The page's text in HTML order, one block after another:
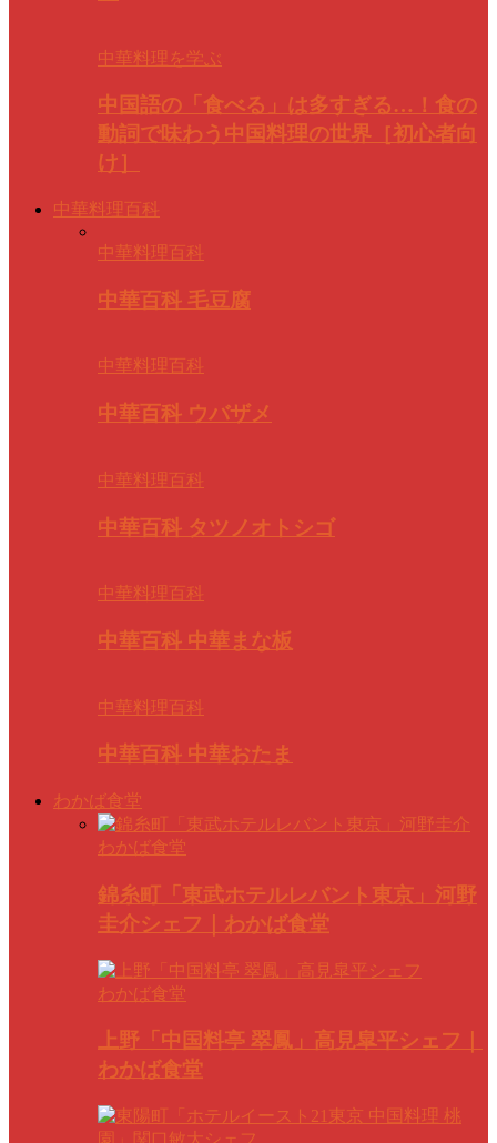
中華料理を学ぶ
中国語の「食べる」は多すぎる…！食の
動詞で味わう中国料理の世界［初心者向
け］
中華料理百科
中華料理百科
中華百科 毛豆腐
中華料理百科
中華百科 ウバザメ
中華料理百科
中華百科 タツノオトシゴ
中華料理百科
中華百科 中華まな板
中華料理百科
中華百科 中華おたま
わかば食堂
わかば食堂
錦糸町「東武ホテルレバント東京」河野
圭介シェフ｜わかば食堂
わかば食堂
上野「中国料亭 翠鳳」高見皐平シェフ｜
わかば食堂